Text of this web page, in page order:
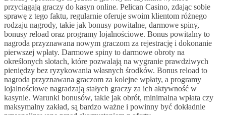
przyciągają graczy do kasyn online. Pelican Casino, zdając sobie
sprawę z tego faktu, regularnie oferuje swoim klientom różnego
rodzaju nagrody, takie jak bonusy powitalne, darmowe spiny,
bonusy reload oraz programy lojalnościowe. Bonus powitalny to
nagroda przyznawana nowym graczom za rejestrację i dokonanie
pierwszej wpłaty. Darmowe spiny to darmowe obroty na
określonych slotach, które pozwalają na wygranie prawdziwych
pieniędzy bez ryzykowania własnych środków. Bonus reload to
nagroda przyznawana graczom za kolejne wpłaty, a programy
lojalnościowe nagradzają stałych graczy za ich aktywność w
kasynie. Warunki bonusów, takie jak obrót, minimalna wpłata czy
maksymalny zakład, są bardzo ważne i powinny być dokładnie